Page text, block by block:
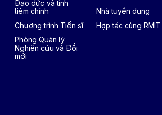
Đạo đức và tính
liêm chính
Chương trình Tiến sĩ
Phòng Quản lý
Nghiên cứu và Đổi
mới
Nhà tuyển dụng
Hợp tác cùng RMIT